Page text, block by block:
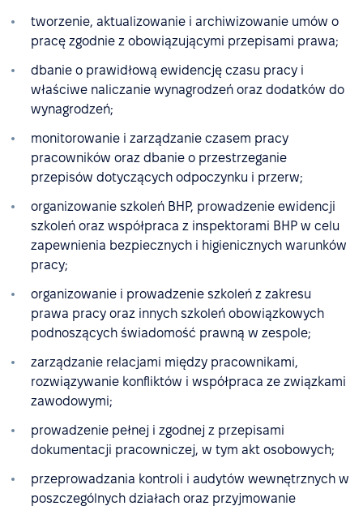
tworzenie, aktualizowanie i archiwizowanie umów o
pracę zgodnie z obowiązującymi przepisami prawa;
dbanie o prawidłową ewidencję czasu pracy i
właściwe naliczanie wynagrodzeń oraz dodatków do
wynagrodzeń;
monitorowanie i zarządzanie czasem pracy
pracowników oraz dbanie o przestrzeganie
przepisów dotyczących odpoczynku i przerw;
organizowanie szkoleń BHP, prowadzenie ewidencji
szkoleń oraz współpraca z inspektorami BHP w celu
zapewnienia bezpiecznych i higienicznych warunków
pracy;
organizowanie i prowadzenie szkoleń z zakresu
prawa pracy oraz innych szkoleń obowiązkowych
podnoszących świadomość prawną w zespole;
zarządzanie relacjami między pracownikami,
rozwiązywanie konfliktów i współpraca ze związkami
zawodowymi;
prowadzenie pełnej i zgodnej z przepisami
dokumentacji pracowniczej, w tym akt osobowych;
przeprowadzania kontroli i audytów wewnętrznych w
poszczególnych działach oraz przyjmowanie